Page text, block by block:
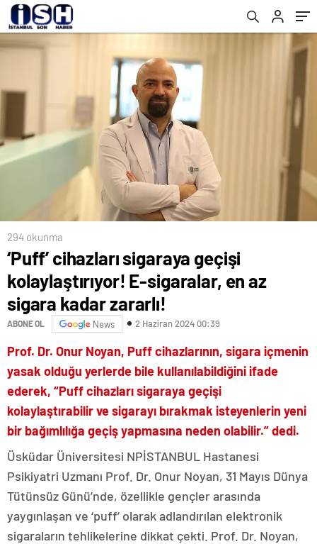
kadar zararlı!
294 okunma
‘Puff’ cihazları sigaraya geçişi
kolaylaştırıyor! E-sigaralar, en az
sigara kadar zararlı!
ABONE OL News 2 Haziran 2024 00:39
Prof. Dr. Onur Noyan, Puff cihazlarının, sigara içmenin
yasak olduğu yerlerde bile kullanılabildiğini ifade
ederek, “Puff cihazları sigaraya geçişi
kolaylaştırabilir ve sigarayı bırakmak isteyenlerin yeni
bir bağımlılığa geçiş yapmasına neden olabilir.” dedi.
Üsküdar Üniversitesi NPİSTANBUL Hastanesi
Psikiyatri Uzmanı Prof. Dr. Onur Noyan, 31 Mayıs Dünya
Tütünsüz Günü’nde, özellikle gençler arasında
yaygınlaşan ve ‘puff’ olarak adlandırılan elektronik
sigaraların tehlikelerine dikkat çekti. Prof. Dr. Noyan,
Dönemi